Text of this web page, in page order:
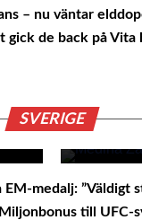
– nu väntar
gick de back på Vita
SVERIGEsjälv”
EM-medalj: ”Väldigt
Miljonbonus till UFC-